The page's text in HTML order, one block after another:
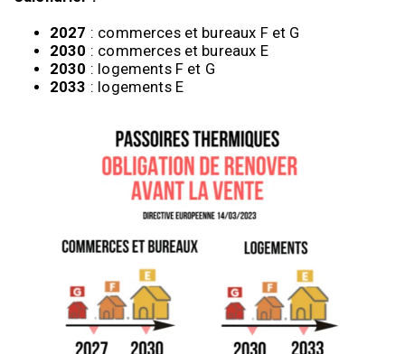
2027 : commerces et bureaux F et G
2030 : commerces et bureaux E
2030 : logements F et G
2033 : logements E